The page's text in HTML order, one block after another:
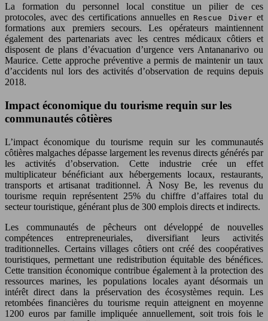
La formation du personnel local constitue un pilier de ces
protocoles, avec des certifications annuelles en Rescue Diver et
formations aux premiers secours. Les opérateurs maintiennent
également des partenariats avec les centres médicaux côtiers et
disposent de plans d’évacuation d’urgence vers Antananarivo ou
Maurice. Cette approche préventive a permis de maintenir un taux
d’accidents nul lors des activités d’observation de requins depuis
2018.
Impact économique du tourisme requin sur les
communautés côtières
L’impact économique du tourisme requin sur les communautés
côtières malgaches dépasse largement les revenus directs générés par
les activités d’observation. Cette industrie crée un effet
multiplicateur bénéficiant aux hébergements locaux, restaurants,
transports et artisanat traditionnel. À Nosy Be, les revenus du
tourisme requin représentent 25% du chiffre d’affaires total du
secteur touristique, générant plus de 300 emplois directs et indirects.
Les communautés de pêcheurs ont développé de nouvelles
compétences entrepreneuriales, diversifiant leurs activités
traditionnelles. Certains villages côtiers ont créé des coopératives
touristiques, permettant une redistribution équitable des bénéfices.
Cette transition économique contribue également à la protection des
ressources marines, les populations locales ayant désormais un
intérêt direct dans la préservation des écosystèmes requin. Les
retombées financières du tourisme requin atteignent en moyenne
1200 euros par famille impliquée annuellement, soit trois fois le